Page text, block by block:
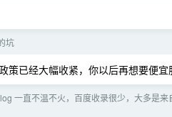
坑
策已经大幅收紧，你以后再想要便宜
一直不温不火，百度收录很少，大多是来